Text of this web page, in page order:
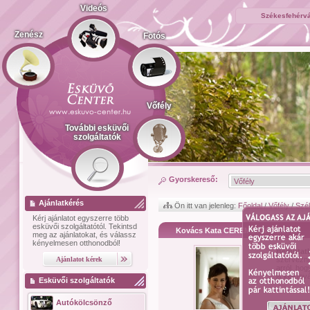
Zenész
Videós
Fotós
Vőfély
További esküvői
szolgáltatók
Ajánlatkérés
Kérj ajánlatot egyszerre több
esküvői szolgáltatótól. Tekintsd
meg az ajánlatokat, és válassz
kényelmesen otthonodból!
Esküvői szolgáltatók
Autókölcsönző
Gyorskereső:
Ön itt van jelenleg: Főoldal/Vőfély/
Kovács Kata CEREMÓNIAMESTER
szervezni
arról,
is kell